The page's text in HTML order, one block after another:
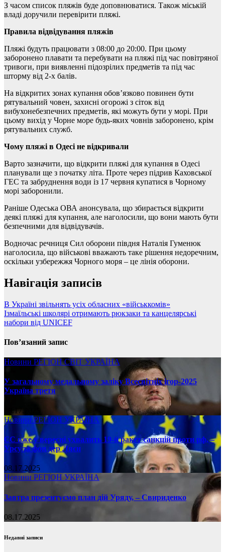
З часом список пляжів буде доповнюватися. Також міській
владі доручили перевірити пляжі.
Правила відвідування пляжів
Пляжі будуть працювати з 08:00 до 20:00. При цьому
заборонено плавати та перебувати на пляжі під час повітряної
тривоги, при виявленні підозрілих предметів та під час
шторму від 2-х балів.
На відкритих зонах купання обов’язково повинен бути
рятувальний човен, захисні огорожі з сіток від
вибухонебезпечних предметів, які можуть бути у морі. При
цьому вихід у Чорне море будь-яких човнів заборонено, крім
рятувальних служб.
Чому пляжі в Одесі не відкривали
Варто зазначити, що відкрити пляжі для купання в Одесі
планували ще з початку літа. Проте через підрив Каховської
ГЕС та забруднення води із 17 червня купатися в Чорному
морі заборонили.
Раніше Одеська ОВА анонсувала, що збирається відкрити
деякі пляжі для купання, але наголосили, що вони мають бути
безпечними для відвідувачів.
Водночас речниця Сил оборони півдня Наталія Гуменюк
наголосила, що військові вважають таке рішення недоречним,
оскільки узбережжя Чорного моря – це лінія оборони.
Навігація записів
В Україні звільнять усіх обласних «військкомів»
Ізмаїльські школярі отримають рюкзаки та канцелярські
набори від UNICEF
Пов’язаний запис
Новини РЕГІОНСВІТ УКРАЇНА
У загальному медальному заліку Всесвітніх ігор-2025
Україна третя
08.17.2025
НовиниРЕГІОН УКРАЇНА
ЄС вже у вересні ухвалить 19-й ракет санкцій проти рф, –
Урсула фон дер Ляєн
08.17.2025
Новини РЕГІОН УКРАЇНА
Завтра презентуємо план дій Уряду, – Свириденко
08.17.2025
Недавні записи